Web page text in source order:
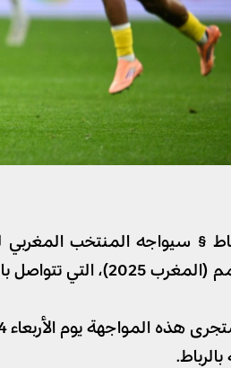
§ سيواجه المنتخب المغربي
التي تتواصل بالمغرب إلى غاية 18 يناير الجاري.
بالرباط.